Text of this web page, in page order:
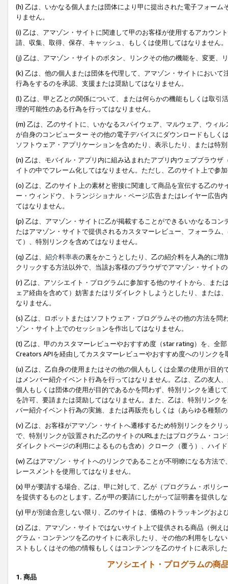
(h) 乙は、いかなる個人または団体により甲に提出された電子フォー
りません。
(i) 乙は、アマゾン・サイトに関連して甲のお客様が使用するアカウン
請、収集、取得、保存、キャッシュ、もしくは使用してはなりません。
(j) 乙は、アマゾン・サイトのボタン、リンクその他の機能を、変更、
(k) 乙は、他の個人または団体を代理して、アマゾン・サイトにおい
行為をするのを承認、支援または奨励してはなりません。
(l) 乙は、甲と乙との関係について、または何らかの機能もしくは取
理的可能性のある行為を行ってはなりません。
(m) 乙は、乙のサイトに、いかなるスパイウェア、マルウェア、ウィ
が自身のコンピューター その他の電子デバイスにダウンロードもし
ソフトウェア・アプリケーションを含めたり、表示したり、または特
(n) 乙は、モバイル・アプリ内に組み込まれたアプリ内ウェブブラウ
イトの中でフレーム化してはなりません。ただし、乙のサイト上で参
(o) 乙は、乙のサイト上の素材と密接に関連して商品を宣伝する乙の
ー・ウィンドウ、トランジショナル・ページ広告またはレイヤー広告
てはなりません。
(p) 乙は、アマゾン・サイトに乙が掲載することができるいかなるコ
たはアマゾン・サイトで提供されるカスタマーレビュー、フォーラム
て）、特別リンクを含めてはなりません。
(q) 乙は、 紹介料率表の裏をかこうとしたり、乙の紹介料を人為的に
クリックする方法以外で、当該お客様のブラウザでアマゾン・サイト
(r) 乙は、アソシエイト・プログラムに参加する他のサイトから、ま
ェア経由を含めて）妨害またはリダイレクトしようとしたり、または
なりません。
(s) 乙は、ロボットまたはソフトウェア・プログラムその他の方法を
ゾン・サイト上でのセッションを作出してはなりません。
(t) 乙は、甲のカスタマーレビューやおすすめ度（star rating）を、全
Creators APIを経由してカスタマーレビューやおすすめ度へのリンクを
(u) 乙は、乙自身の使用またはその他の個人もしくは企業の使用が目
はメンバー紹介イベント行為を行ってはなりません。乙は、乙の友人
個人もしくは団体の使用が目的であるかを問わず、特別リンクを通じ
を許可、要請または奨励してはなりません。また、乙は、特別リンク
バー紹介イベント行為の実施、または再販売もしくは（あらゆる種類
(v) 乙は、お客様がアマゾン・サイトへ遷移するため特別リンクをク
で、特別リンクが設置された乙のサイトのURLまたはプログラム・コ
ダイレクトページの利用によるものも含め）クローク（覆う）、ハイ
(w) 乙はアマゾン・サイトへのリンクであることが不明瞭になる方法
レースメントを使用してはなりません。
(x) 甲が要請する場合、乙は、甲に対して、乙が（プログラム・ポリ
を提供するものとします。乙が甲の要請にしたがって証明書を提供し
(y) 甲が別途合意しない限り、乙のサイトは、価格のトラッキングお
(z) 乙は、アマゾン・サイトではないサイト上で提供される商品（例
グラム・コンテンツを乙のサイトに表示したり、その他の利用をしな
ストもしくはその他の情報もしくはコンテンツを乙のサイトに表示し
アソシエイト・プログラムの商
1. 商品